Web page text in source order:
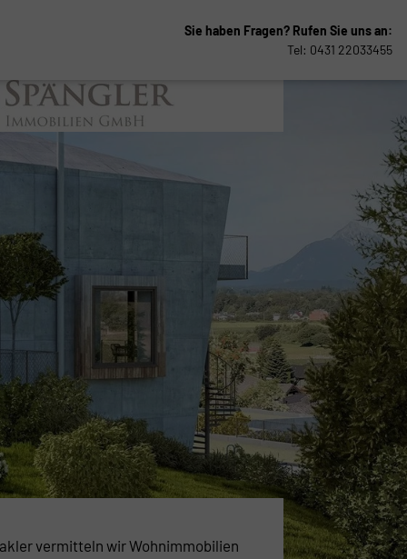
Sie haben Fragen? Rufen Sie uns an:
Tel: 0431 22033455
vermitteln wir Wohnimmobilien